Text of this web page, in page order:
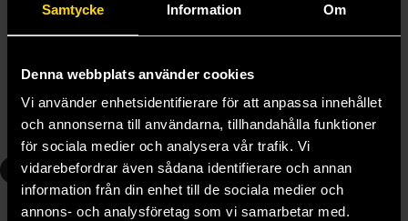
Samtycke Information Om
Denna webbplats använder cookies
Vi använder enhetsidentifierare för att anpassa innehållet
och annonserna till användarna, tillhandahålla funktioner
för sociala medier och analysera vår trafik. Vi
vidarebefordrar även sådana identifierare och annan
information från din enhet till de sociala medier och
annons- och analysföretag som vi samarbetar med.
Cherry Blossoms After Winter: Vol. 1
239 kr
Beställ
Cherry Blossoms After Winter: Vol. 2
239 kr
Beställ
4